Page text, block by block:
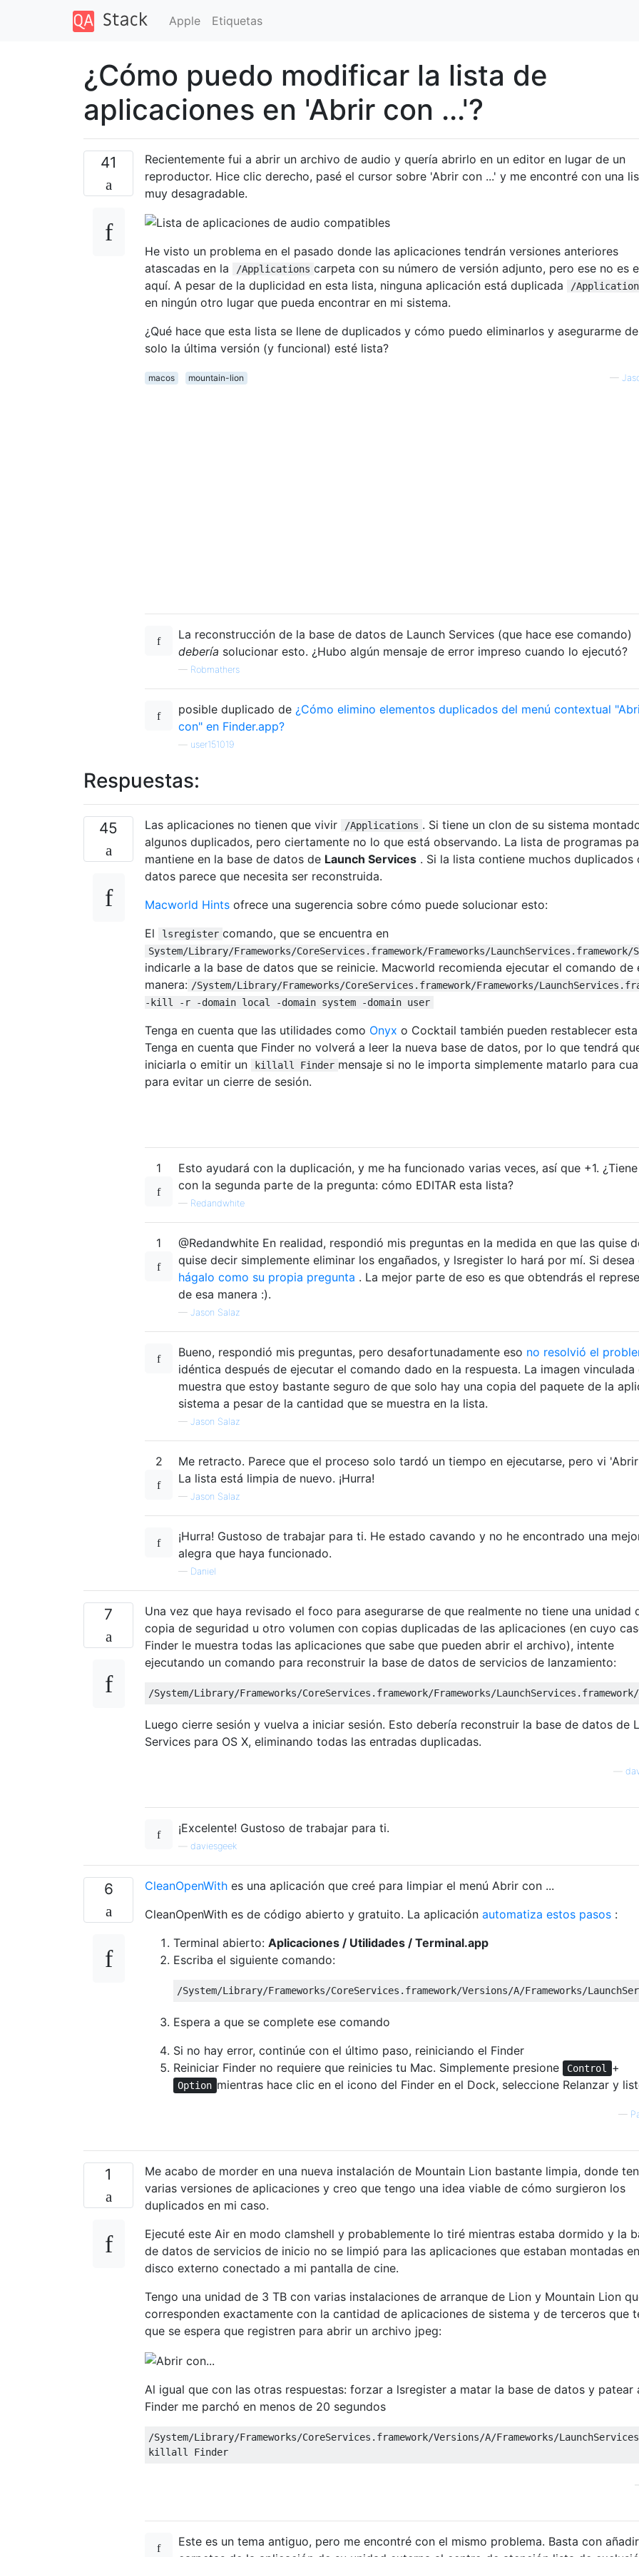
Apple Etiquetas
¿Cómo puedo modificar la lista de
aplicaciones en 'Abrir con ...'?
41
Recientemente fui a abrir un archivo de audio y quería abrirlo en un editor en lugar de un
reproductor. Hice clic derecho, pasé el cursor sobre 'Abrir con ...' y me encontré con una
muy desagradable.
He visto un problema en el pasado donde las aplicaciones tendrán versiones anteriores
atascadas en la
/Applications carpeta con su número de versión adjunto, pero ese no es
aquí. A pesar de la duplicidad en esta lista, ninguna aplicación está duplicada
/
en ningún otro lugar que pueda encontrar en mi sistema.
¿Qué hace que esta lista se llene de duplicados y cómo puedo eliminarlos y asegurarme
solo la última versión (y funcional) esté lista?
macos mountain-lion —
La reconstrucción de la base de datos de Launch Services (que hace ese comando)
debería solucionar esto. ¿Hubo algún mensaje de error impreso cuando lo ejecutó?
— Robmathers
posible duplicado de ¿Cómo elimino elementos duplicados del menú contextual
con" en Finder.app?
user151019
Respuestas:
45 Las aplicaciones no tienen que vivir /Applications . Si tiene un clon de su sistema
algunos duplicados, pero ciertamente no lo que está observando. La lista de programas
mantiene en la base de datos de Launch Services . Si la lista contiene muchos
datos parece que necesita ser reconstruida.
Macworld Hints ofrece una sugerencia sobre cómo puede solucionar esto:
El
lsregister comando, que se encuentra en
System/Library/Frameworks/CoreServices.framework/Frameworks/
indicarle a la base de datos que se reinicie. Macworld recomienda ejecutar el comando de
manera: /System/Library/Frameworks/CoreServices.framework/Frameworks/
-kill -r -domain local -domain system -domain user
Tenga en cuenta que las utilidades como Onyx o Cocktail también pueden restablecer
Tenga en cuenta que Finder no volverá a leer la nueva base de datos, por lo que tendrá
iniciarla o emitir un
killall Finder mensaje si no le importa simplemente matarlo para
para evitar un cierre de sesión.
1
Esto ayudará con la duplicación, y me ha funcionado varias veces, así que +1.
con la segunda parte de la pregunta: cómo EDITAR esta lista?
— Redandwhite
1
@Redandwhite En realidad, respondió mis preguntas en la medida en que las quise
quise decir simplemente eliminar los engañados, y lsregister lo hará por mí. Si
hágalo como su propia pregunta . La mejor parte de eso es que obtendrás el
de esa manera :).
— Jason Salaz
Bueno, respondió mis preguntas, pero desafortunadamente eso no resolvió el
idéntica después de ejecutar el comando dado en la respuesta. La imagen
muestra que estoy bastante seguro de que solo hay una copia del paquete de la
sistema a pesar de la cantidad que se muestra en la lista.
— Jason Salaz
2
Me retracto. Parece que el proceso solo tardó un tiempo en ejecutarse, pero vi
La lista está limpia de nuevo. ¡Hurra!
— Jason Salaz
¡Hurra! Gustoso de trabajar para ti. He estado cavando y no he encontrado una
alegra que haya funcionado.
— Daniel
7
Una vez que haya revisado el foco para asegurarse de que realmente no tiene una unidad
copia de seguridad u otro volumen con copias duplicadas de las aplicaciones (en cuyo
Finder le muestra todas las aplicaciones que sabe que pueden abrir el archivo), intente
ejecutando un comando para reconstruir la base de datos de servicios de lanzamiento:
Luego cierre sesión y vuelva a iniciar sesión. Esto debería reconstruir la base de datos de
Services para OS X, eliminando todas las entradas duplicadas.
¡Excelente! Gustoso de trabajar para ti.
daviesgeek
6 CleanOpenWith es una aplicación que creé para limpiar el menú Abrir con ...
CleanOpenWith es de código abierto y gratuito. La aplicación automatiza estos pasos :
Terminal abierto: Aplicaciones / Utilidades / Terminal.app
Escriba el siguiente comando:
Espera a que se complete ese comando
Si no hay error, continúe con el último paso, reiniciando el Finder
Reiniciar Finder no requiere que reinicies tu Mac. Simplemente presione
Control +
Option mientras hace clic en el icono del Finder en el Dock, seleccione Relanzar y
—
1
Me acabo de morder en una nueva instalación de Mountain Lion bastante limpia, donde
varias versiones de aplicaciones y creo que tengo una idea viable de cómo surgieron los
duplicados en mi caso.
Ejecuté este Air en modo clamshell y probablemente lo tiré mientras estaba dormido y la
de datos de servicios de inicio no se limpió para las aplicaciones que estaban montadas
disco externo conectado a mi pantalla de cine.
Tengo una unidad de 3 TB con varias instalaciones de arranque de Lion y Mountain Lion
corresponden exactamente con la cantidad de aplicaciones de sistema y de terceros que
que se espera que registren para abrir un archivo jpeg:
Al igual que con las otras respuestas: forzar a lsregister a matar la base de datos y patear
Finder me parchó en menos de 20 segundos
/System/Library/Frameworks/CoreServices.framework/Versions/A/Frameworks/
Este es un tema antiguo, pero me encontré con el mismo problema. Basta con añadir